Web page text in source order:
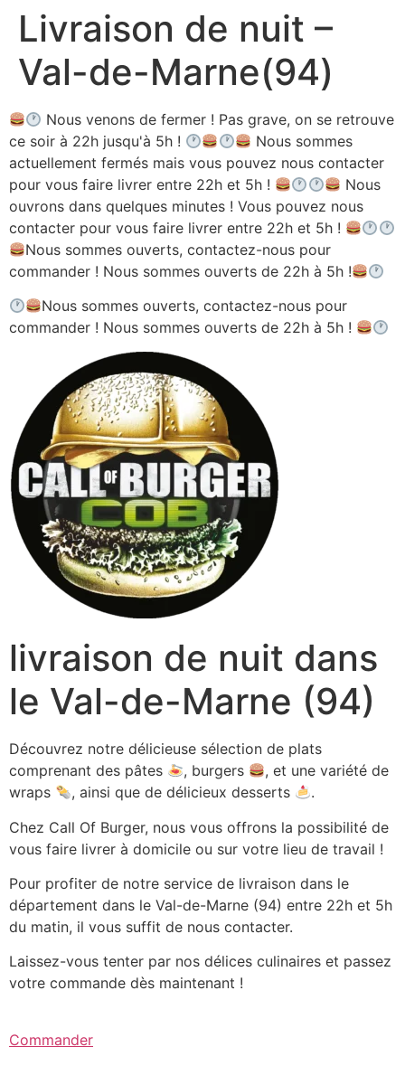
Aller
contenu
Livraison de nuit –
Val-de-Marne(94)
Nous venons de fermer ! Pas grave, on se retrouve
ce soir à 22h jusqu'à 5h !
Nous sommes
actuellement fermés mais vous pouvez nous contacter
pour vous faire livrer entre 22h et 5h !
Nous
ouvrons dans quelques minutes ! Vous pouvez nous
contacter pour vous faire livrer entre 22h et 5h !
Nous sommes ouverts, contactez-nous pour
commander ! Nous sommes ouverts de 22h à 5h !
Nous sommes ouverts, contactez-nous pour
commander ! Nous sommes ouverts de 22h à 5h !
livraison de nuit dans
le Val-de-Marne (94)
Découvrez notre délicieuse sélection de plats
comprenant des pâtes
, burgers
, et une variété de
wraps
, ainsi que de délicieux desserts
.
Chez Call Of Burger, nous vous offrons la possibilité de
vous faire livrer à domicile ou sur votre lieu de travail !
Pour profiter de notre service de livraison dans le
département dans le Val-de-Marne (94) entre 22h et 5h
du matin, il vous suffit de nous contacter.
Laissez-vous tenter par nos délices culinaires et passez
votre commande dès maintenant !
Commander